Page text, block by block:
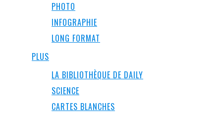
PHOTO
INFOGRAPHIE
LONG FORMAT
PLUS
LA BIBLIOTHÈQUE DE DAILY
SCIENCE
CARTES BLANCHES